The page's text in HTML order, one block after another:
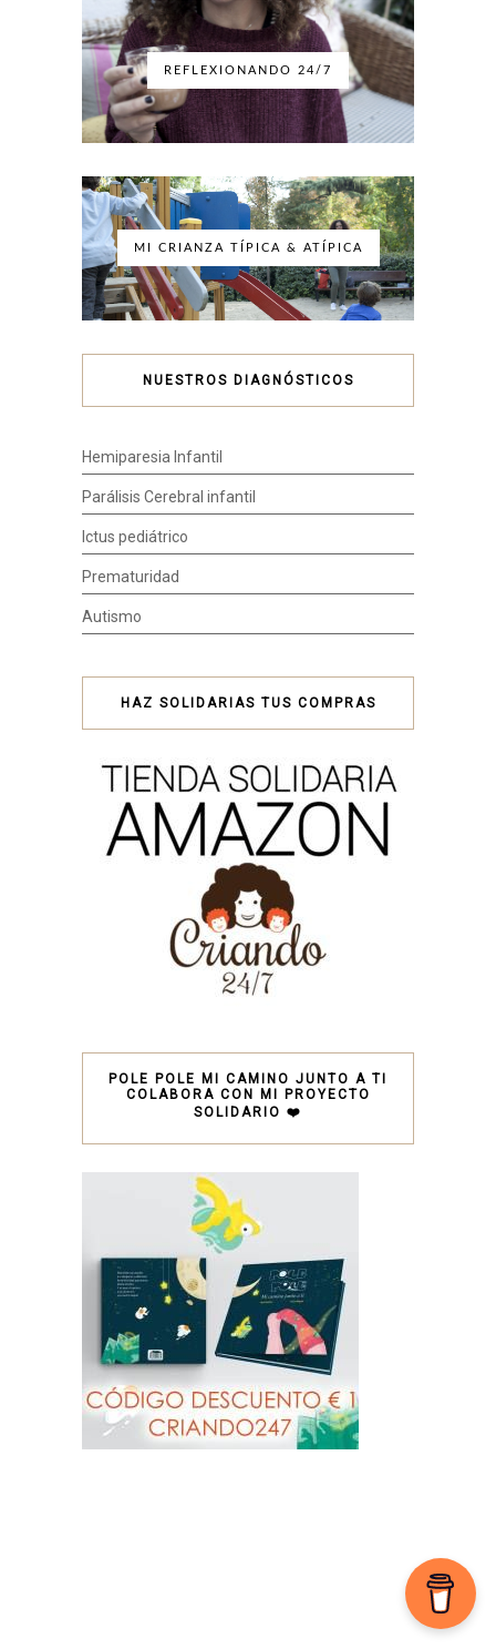
REFLEXIONANDO 24/7
MI CRIANZA TÍPICA & ATÍPICA
NUESTROS DIAGNÓSTICOS
Hemiparesia Infantil
Parálisis Cerebral infantil
Ictus pediátrico
Prematuridad
Autismo
HAZ SOLIDARIAS TUS COMPRAS
POLE POLE MI CAMINO JUNTO A TI
COLABORA CON MI PROYECTO
SOLIDARIO ❤️